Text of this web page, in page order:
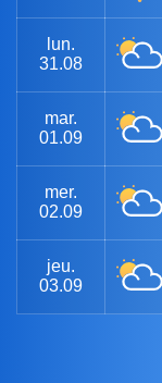
lun.
31.08
mar.
01.09
mer.
02.09
jeu.
03.09